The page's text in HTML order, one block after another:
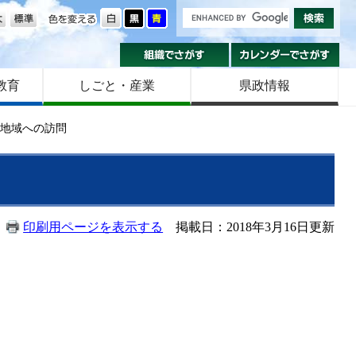
色を変える
大きさ
組織でさがす
育 しごと・産業 県政情報
域への訪問
印刷用ページを表示する 掲載日：2018年3月16日更新